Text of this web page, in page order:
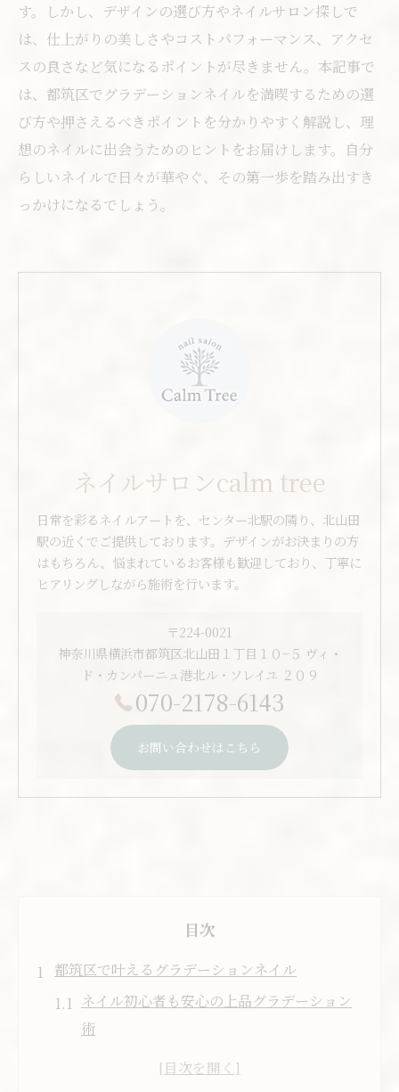
す。しかし、デザインの選び方やネイルサロン探しで
は、仕上がりの美しさやコストパフォーマンス、アクセ
スの良さなど気になるポイントが尽きません。本記事で
は、都筑区でグラデーションネイルを満喫するための選
び方や押さえるべきポイントを分かりやすく解説し、理
想のネイルに出会うためのヒントをお届けします。自分
らしいネイルで日々が華やぐ、その第一歩を踏み出すき
っかけになるでしょう。
ネイルサロンcalm tree
日常を彩るネイルアートを、センター北駅の隣り、北山田
駅の近くでご提供しております。デザインがお決まりの方
はもちろん、悩まれているお客様も歓迎しており、丁寧に
ヒアリングしながら施術を行います。
〒224-0021
神奈川県横浜市都筑区北山田１丁目１０−５ ヴィ・
ド・カンパーニュ港北ル・ソレイユ ２０９
070-2178-6143
お問い合わせはこちら
目次
都筑区で叶えるグラデーションネイル
ネイル初心者も安心の上品グラデーション
術
都筑区で人気のネイルデザイン最新傾向